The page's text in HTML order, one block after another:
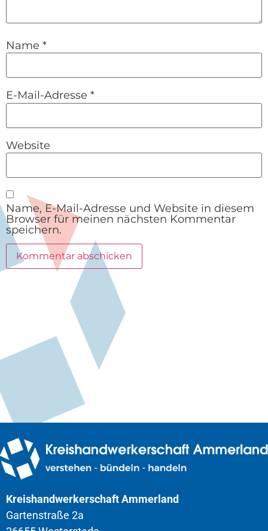
Name *
E-Mail-Adresse *
Website
Name, E-Mail-Adresse und Website in diesem
Browser für meinen nächsten Kommentar
speichern.
Kreishandwerkerschaft Ammerland
Gartenstraße 2a